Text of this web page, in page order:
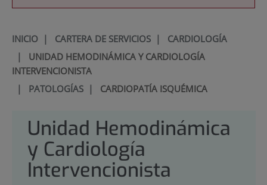
INICIO| CARTERA DE SERVICIOS| CARDIOLOGÍA
| UNIDAD HEMODINÁMICA Y CARDIOLOGÍA
INTERVENCIONISTA
| PATOLOGÍAS| CARDIOPATÍA ISQUÉMICA
Unidad Hemodinámica
y Cardiología
Intervencionista